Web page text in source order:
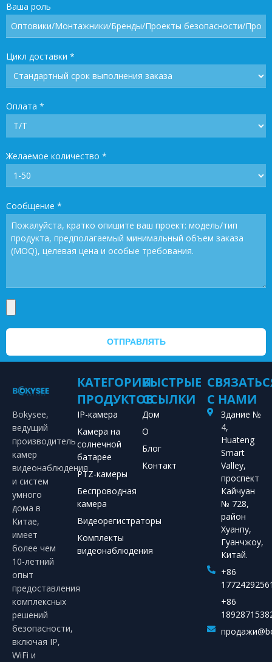
Ваша роль
Цикл доставки *
Оплата *
Желаемое количество *
Сообщение *
ОТПРАВЛЯТЬ
Bokysee,
ведущий
производитель
камер
видеонаблюдения
и систем
умного
дома в
Китае,
имеет
более чем
10-летний
опыт
предоставления
комплексных
решений
безопасности,
включая IP,
WiFi и
КАТЕГОРИИ
ПРОДУКТОВ
IP-камера
Камера на
солнечной
батарее
PTZ-камеры
Беспроводная
камера
Видеорегистраторы
Комплекты
видеонаблюдения
БЫСТРЫЕ
ССЫЛКИ
Дом
О
Блог
Контакт
С НАМИ
Здание №
4,
Huateng
Smart
Valley,
проспект
Кайчуан
№ 728,
район
Хуанпу,
Гуанчжоу,
Китай.
+86
+86